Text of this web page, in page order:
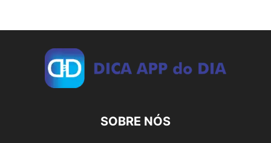
SOBRE NÓS